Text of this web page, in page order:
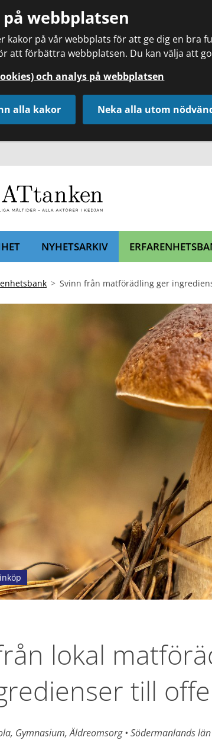
webbplatsen
kakor på vår webbplats för att ge dig en bra
att förbättra webbplatsen. Du kan välja att
och analys på webbplatsen
alla kakor Neka alla utom
NYHETSARKIV
Svinn från matförädling ger
lokal
till
Gymnasium, Äldreomsorg • Södermanlands län